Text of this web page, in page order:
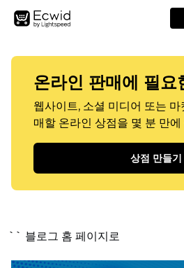
온라인 판매에 필요
웹사이트, 소셜 미디어 또는
매할 온라인 상점을 몇 분 만에
상점 만들기
`` 블로그 홈 페이지로